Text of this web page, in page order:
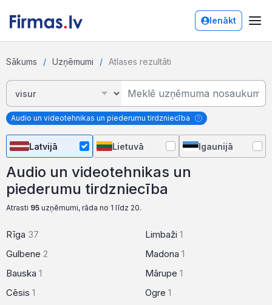
Ienākt
Sākums Uzņēmumi Atlases rezultāti
Audio un videotehnikas un piederumu tirdzniecība
Latvijā Lietuvā Igaunijā
Audio un videotehnikas un
piederumu tirdzniecība
Atrasti 95 uzņēmumi, rāda no 1 līdz 20.
Rīga 37
Gulbene 2
Bauska 1
Cēsis 1
Limbaži 1
Madona 1
Mārupe 1
Ogre 1